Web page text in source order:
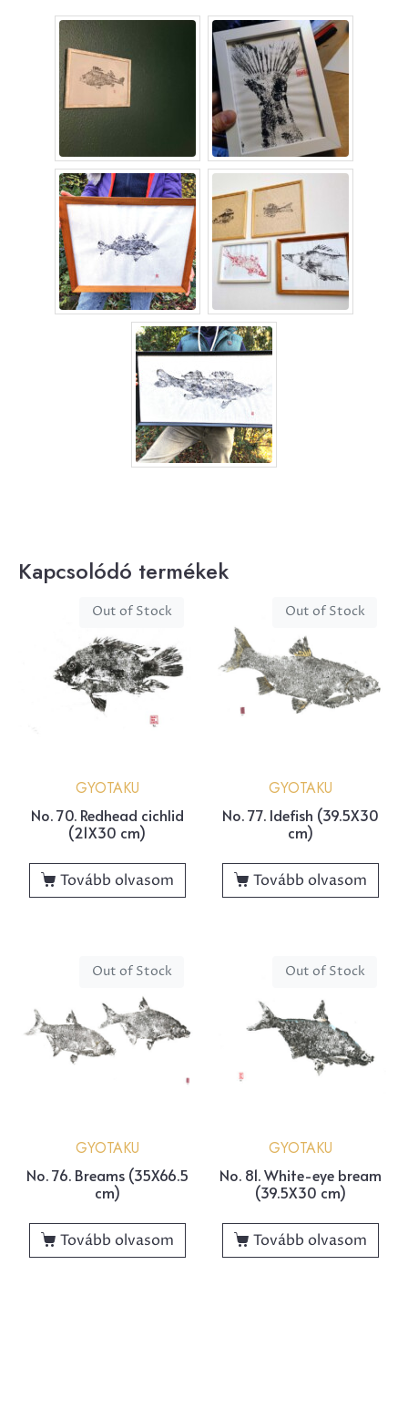
Kapcsolódó termékek
Out of Stock
GYOTAKU
No. 70. Redhead cichlid
(21X30 cm)
Tovább olvasom
Out of Stock
GYOTAKU
No. 77. Idefish (39.5X30
cm)
Tovább olvasom
Out of Stock
GYOTAKU
No. 76. Breams (35X66.5
cm)
Tovább olvasom
Out of Stock
GYOTAKU
No. 81. White-eye bream
(39.5X30 cm)
Tovább olvasom